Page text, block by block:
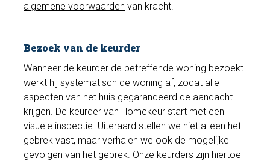
algemene voorwaarden van kracht.
Bezoek van de keurder
Wanneer de keurder de betreffende woning bezoekt
werkt hij systematisch de woning af, zodat alle
aspecten van het huis gegarandeerd de aandacht
krijgen. De keurder van Homekeur start met een
visuele inspectie. Uiteraard stellen we niet alleen het
gebrek vast, maar verhalen we ook de mogelijke
gevolgen van het gebrek. Onze keurders zijn hiertoe